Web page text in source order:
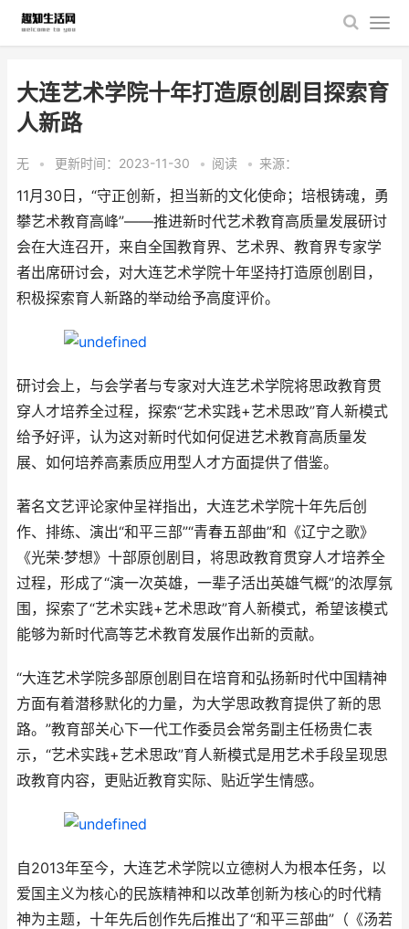
大连艺术学院十年打造原创剧目探索育
人新路
无 • 更新时间：2023-11-30 • 阅读 • 来源：
11月30日，“守正创新，担当新的文化使命；培根铸魂，勇
攀艺术教育高峰”——推进新时代艺术教育高质量发展研讨
会在大连召开，来自全国教育界、艺术界、教育界专家学
者出席研讨会，对大连艺术学院十年坚持打造原创剧目，
积极探索育人新路的举动给予高度评价。
研讨会上，与会学者与专家对大连艺术学院将思政教育贯
穿人才培养全过程，探索“艺术实践+艺术思政”育人新模式
给予好评，认为这对新时代如何促进艺术教育高质量发
展、如何培养高素质应用型人才方面提供了借鉴。
著名文艺评论家仲呈祥指出，大连艺术学院十年先后创
作、排练、演出“和平三部”“青春五部曲”和《辽宁之歌》
《光荣·梦想》十部原创剧目，将思政教育贯穿人才培养全
过程，形成了“演一次英雄，一辈子活出英雄气概”的浓厚氛
围，探索了“艺术实践+艺术思政”育人新模式，希望该模式
能够为新时代高等艺术教育发展作出新的贡献。
“大连艺术学院多部原创剧目在培育和弘扬新时代中国精神
方面有着潜移默化的力量，为大学思政教育提供了新的思
路。”教育部关心下一代工作委员会常务副主任杨贵仁表
示，“艺术实践+艺术思政”育人新模式是用艺术手段呈现思
政教育内容，更贴近教育实际、贴近学生情感。
自2013年至今，大连艺术学院以立德树人为根本任务，以
爱国主义为核心的民族精神和以改革创新为核心的时代精
神为主题，十年先后创作先后推出了“和平三部曲”（《汤若